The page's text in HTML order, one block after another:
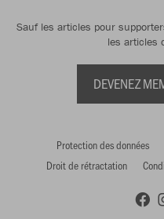
Sauf les articles pour
les articles
DEVENEZ
Protection des données
Droit de rétractation